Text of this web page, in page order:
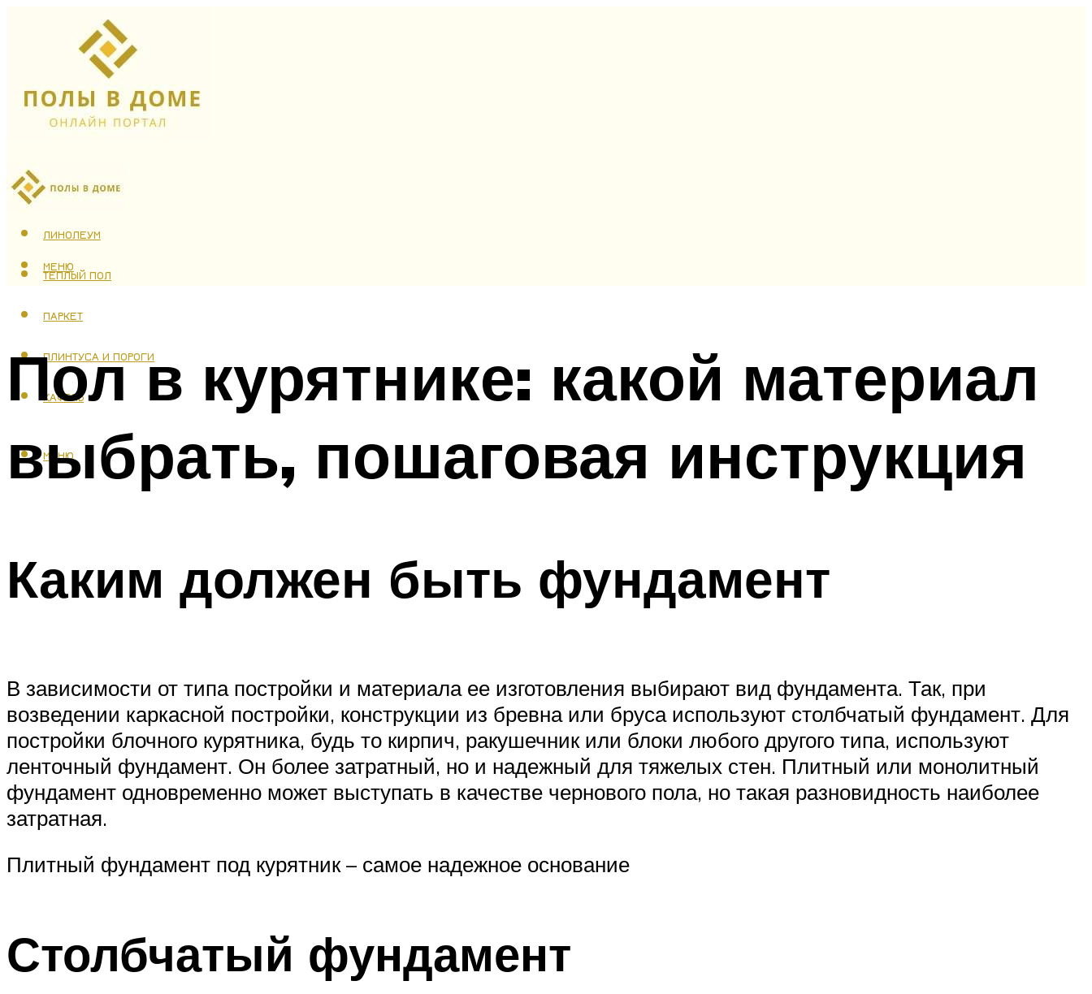
ЛАМИНАТ
ЛИНОЛЕУМ
ТЕПЛЫЙ ПОЛ
ПАРКЕТ
ПЛИНТУСА И ПОРОГИ
КАФЕЛЬ
МЕНЮ
МЕНЮ
Пол в курятнике: какой материал
выбрать, пошаговая инструкция
Каким должен быть фундамент
В зависимости от типа постройки и материала ее изготовления выбирают вид фундамента. Так, при
возведении каркасной постройки, конструкции из бревна или бруса используют столбчатый фундамент. Для
постройки блочного курятника, будь то кирпич, ракушечник или блоки любого другого типа, используют
ленточный фундамент. Он более затратный, но и надежный для тяжелых стен. Плитный или монолитный
фундамент одновременно может выступать в качестве чернового пола, но такая разновидность наиболее
затратная.
Плитный фундамент под курятник – самое надежное основание
Столбчатый фундамент